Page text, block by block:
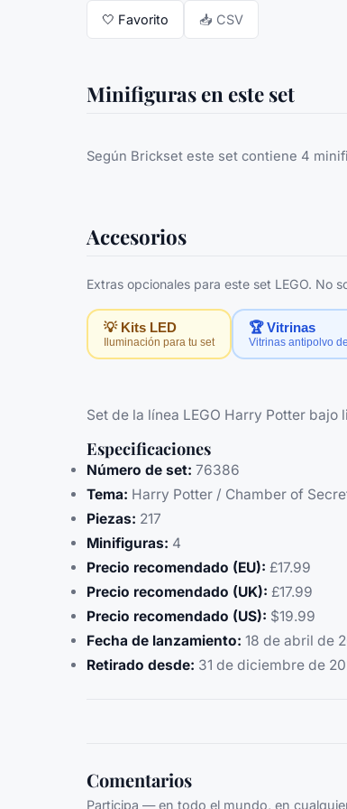
🤍 Favorito 📥 CSV
Minifiguras en este set
Según Brickset este set contiene 4
Accesorios
Extras opcionales para este set LEGO. No
💡 Kits LED
Iluminación para tu set
🏆 Vitrinas
Vitrinas antipolvo
Set de la línea LEGO Harry Potter bajo
Especificaciones
Número de set: 76386
Tema: Harry Potter / Chamber of
Piezas: 217
Minifiguras: 4
Precio recomendado (EU): £17.99
Precio recomendado (UK): £17.99
Precio recomendado (US): $19.99
Fecha de lanzamiento: 18 de abril de
Retirado desde: 31 de diciembre de
Comentarios
Participa — en todo el mundo, en